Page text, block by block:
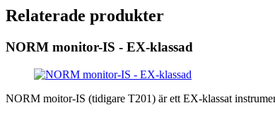
Relaterade produkter
NORM monitor-IS - EX-klassad
NORM moitor-IS (tidigare T201) är ett EX-klassat